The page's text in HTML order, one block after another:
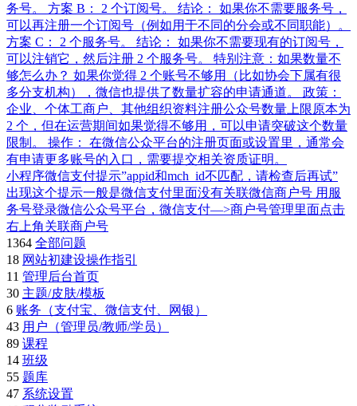
务号。 方案 B： 2 个订阅号。 结论： 如果你不需要服务号，
可以再注册一个订阅号（例如用于不同的分会或不同职能）。
方案 C： 2 个服务号。 结论： 如果你不需要现有的订阅号，
可以注销它，然后注册 2 个服务号。 特别注意：如果数量不
够怎么办？ 如果你觉得 2 个账号不够用（比如协会下属有很
多分支机构），微信也提供了数量扩容的申请通道。 政策：
企业、个体工商户、其他组织资料注册公众号数量上限原本为
2 个，但在运营期间如果觉得不够用，可以申请突破这个数量
限制。 操作： 在微信公众平台的注册页面或设置里，通常会
有申请更多账号的入口，需要提交相关资质证明。
小程序微信支付提示”appid和mch_id不匹配，请检查后再试”
出现这个提示一般是微信支付里面没有关联微信商户号 用服
务号登录微信公众号平台，微信支付—>商户号管理里面点击
右上角关联商户号
1364 全部问题
18 网站初建设操作指引
11 管理后台首页
30 主题/皮肤/模板
6 账务（支付宝、微信支付、网银）
43 用户（管理员/教师/学员）
89 课程
14 班级
55 题库
47 系统设置